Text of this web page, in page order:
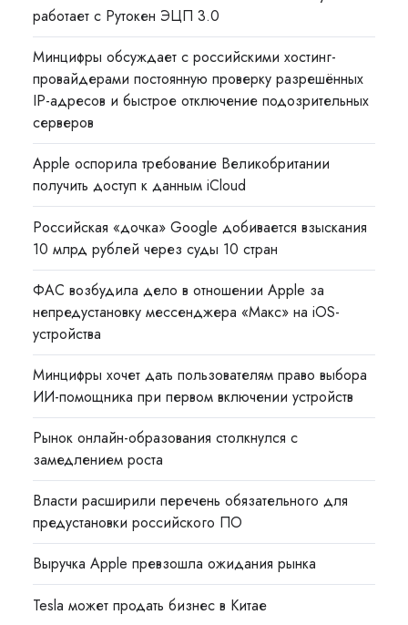
работает с Рутокен ЭЦП 3.0
Минцифры обсуждает с российскими хостинг-
провайдерами постоянную проверку разрешённых
IP-адресов и быстрое отключение подозрительных
серверов
Apple оспорила требование Великобритании
получить доступ к данным iCloud
Российская «дочка» Google добивается взыскания
10 млрд рублей через суды 10 стран
ФАС возбудила дело в отношении Apple за
непредустановку мессенджера «Макс» на iOS-
устройства
Минцифры хочет дать пользователям право выбора
ИИ-помощника при первом включении устройств
Рынок онлайн-образования столкнулся с
замедлением роста
Власти расширили перечень обязательного для
предустановки российского ПО
Выручка Apple превзошла ожидания рынка
Tesla может продать бизнес в Китае